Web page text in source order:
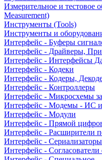
Измерительное и тестовое
Measurement)
Инструменты (Tools)
Инструменты и
Интерфейс - Буферы
Интерфейс - Драйверы,
Интерфейс - Интерфейсы
Интерфейс - Кодеки
Интерфейс - Кодеры,
Интерфейс - Контроллеры
Интерфейс - Микросхемы
Интерфейс - Модемы - ИС
Интерфейс - Модули
Интерфейс - Прямой
Интерфейс - Расширители
Интерфейс -
Интерфейс - Согласователи